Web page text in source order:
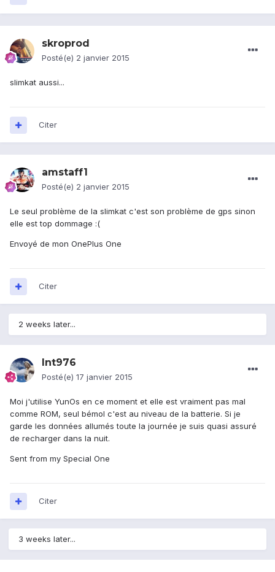
skroprod
Posté(e) 2 janvier 2015
slimkat aussi...
Citer
amstaff1
Posté(e) 2 janvier 2015
Le seul problème de la slimkat c'est son problème de gps sinon
elle est top dommage :(
Envoyé de mon OnePlus One
Citer
2 weeks later...
lnt976
Posté(e) 17 janvier 2015
Moi j'utilise YunOs en ce moment et elle est vraiment pas mal
comme ROM, seul bémol c'est au niveau de la batterie. Si je
garde les données allumés toute la journée je suis quasi assuré
de recharger dans la nuit.
Sent from my Special One
Citer
3 weeks later...